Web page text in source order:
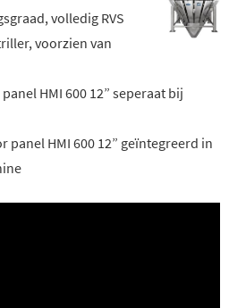
volledig RVS
voorzien van
HMI 600 12” seperaat bij
panel HMI 600 12” geïntegreerd in